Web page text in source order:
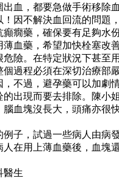
出血，都要急做手術移除
因不解決血回流的問題
癲癇藥，確保要有足夠水
薄血藥，希望加快栓塞改
險。在特定狀況下甚至
過程必須在深切治療部嚴
，不過，避孕藥可以加劇
的出現而要去排除。陳小
血塊沒長大，頭痛亦很
例子，試過一些病人由病
在用上薄血藥後，血塊
醫生